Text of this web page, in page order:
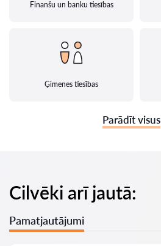
Finanšu un banku tiesības
Ģimenes tiesības
Parādīt visus
Cilvēki arī jautā:
Pamatjautājumi